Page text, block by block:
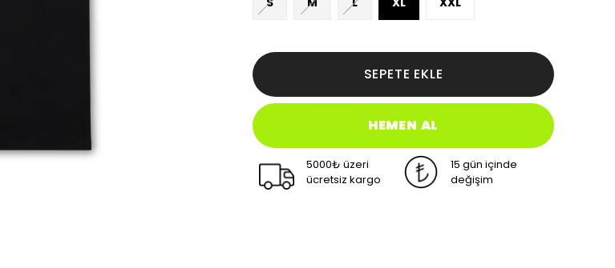
SEPETE EKLE
HEMEN AL
5000₺ üzeri
ücretsiz kargo
15 gün içinde
değişim